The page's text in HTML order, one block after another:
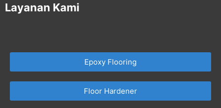
Layanan Kami
Epoxy Flooring
Floor Hardener